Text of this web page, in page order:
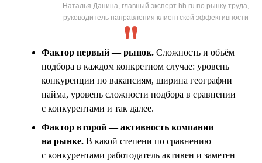
Наталья Данина, главный эксперт hh.ru по рынку труда,
руководитель направления клиентской эффективности
Фактор первый — рынок. Сложность и объём
подбора в каждом конкретном случае: уровень
конкуренции по вакансиям, ширина географии
найма, уровень сложности подбора в сравнении
с конкурентами и так далее.
Фактор второй — активность компании
на рынке. В какой степени по сравнению
с конкурентами работодатель активен и заметен